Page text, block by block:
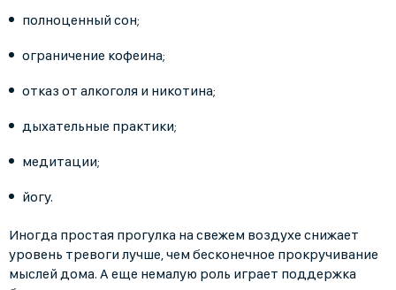
полноценный сон;
ограничение кофеина;
отказ от алкоголя и никотина;
дыхательные практики;
медитации;
йогу.
Иногда простая прогулка на свежем воздухе снижает
уровень тревоги лучше, чем бесконечное прокручивание
мыслей дома. А еще немалую роль играет поддержка